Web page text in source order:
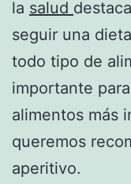
la salud
seguir una
todo tipo de
importante
alimentos más
queremos
aperitivo.